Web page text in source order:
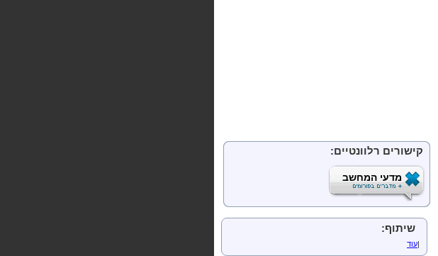
קישורים רלוונטיים:
מדעי המחשב
שיתוף:
|עוד